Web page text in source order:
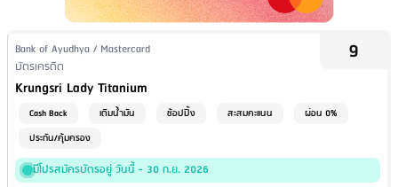
9
Issuer Name / Credit Card Type
Bank of Ayudhya / Mastercard
Financial Product Type
บัตรเครดิต
Credit Card Name
Krungsri Lady Titanium
Cash Back เติมน้ำมัน ช้อปปิ้ง สะสมคะแนน
ผ่อน 0%
ประกัน/คุ้มครอง
มีโปรสมัครบัตรอยู่ วันนี้ - 30 ก.ย. 2026